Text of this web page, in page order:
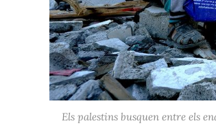
Els palestins busquen entre els